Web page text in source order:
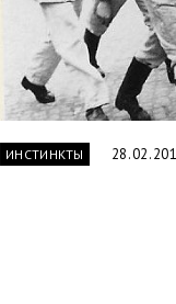
ИНСТИНКТЫ